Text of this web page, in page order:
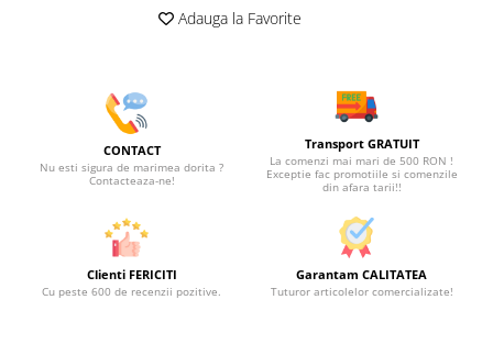
Adauga la Favorite
CONTACT
Nu esti sigura de marimea dorita ?
Contacteaza-ne!
Transport GRATUIT
La comenzi mai mari de 500 RON !
Exceptie fac promotiile si comenzile
din afara tarii!!
Clienti FERICITI
Cu peste 600 de recenzii pozitive.
Garantam CALITATEA
Tuturor articolelor comercializate!